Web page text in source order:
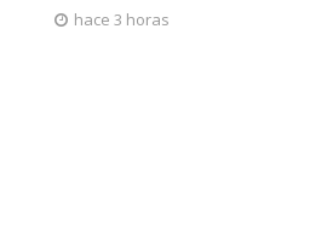
hace 3 horas